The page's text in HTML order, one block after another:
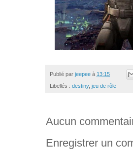
Publié par jeepee à 13:15
Libellés : destiny, jeu de rôle
Aucun
Enregistrer un